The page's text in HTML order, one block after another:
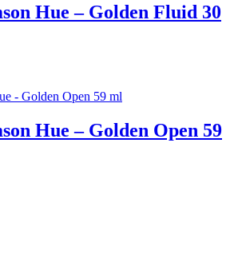
Hue – Golden Fluid 30
Hue – Golden Open 59